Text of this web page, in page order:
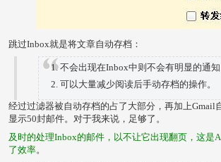
跳过Inbox就是将文章自动存档：
不会出现在Inbox中则不会有明显的通知
可以大量减少阅读后手动存档的操作。
经过过滤器被自动存档的占了大部分，再加上
显示50封邮件。对于我来说，足够了。
及时的处理Inbox的邮件，以不让它出现翻页，这是
了效率。